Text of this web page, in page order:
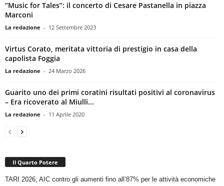
“Music for Tales”: il concerto di Cesare Pastanella in piazza
Marconi
La redazione - 12 Settembre 2023
Virtus Corato, meritata vittoria di prestigio in casa della
capolista Foggia
La redazione - 24 Marzo 2026
Guarito uno dei primi coratini risultati positivi al coronavirus
– Era ricoverato al Miulli...
La redazione - 11 Aprile 2020
Il Quarto Potere
TARI 2026, AIC contro gli aumenti fino all’87% per le attività economiche